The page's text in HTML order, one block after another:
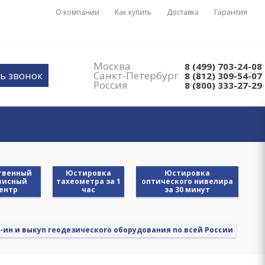
О компании Как купить Доставка Гарантия
звонок
Москва 8 (499) 703-24-08
Санкт-Петербург 8 (812) 309-54-07
Россия 8 (800) 333-27-29
и выкуп геодезического оборудования по всей России
Юстировка
тахеометра за 1
час
Юстировка
оптического нивелира
за 30 минут